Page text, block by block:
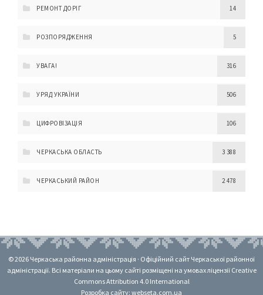
РЕМОНТ ДОРІГ 14
РОЗПОРЯДЖЕННЯ 5
УВАГА! 316
УРЯД УКРАЇНИ 506
ЦИФРОВІЗАЦІЯ 106
ЧЕРКАСЬКА ОБЛАСТЬ 3 388
ЧЕРКАСЬКИЙ РАЙОН 2 478
© 2026 Черкаська районна адміністрація · Офіційний сайт Черкаської районної
адміністрації. Всі матеріали на цьому сайті розміщені на умовах ліцензії Creative
Commons Attribution 4.0 International
Розробка сайту: webseta.com.ua